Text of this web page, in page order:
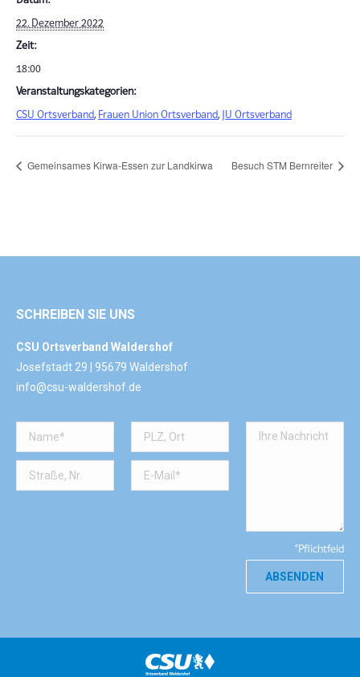
22. Dezember 2022
Zeit:
18:00
Veranstaltungskategorien:
CSU Ortsverband, Frauen Union Ortsverband, JU Ortsverband
Gemeinsames Kirwa-Essen zur Landkirwa Besuch STM Bernreiter
SCHREIBEN SIE UNS
CSU Ortsverband Waldershof
Josefstadt 29 | 95679 Waldershof
info@csu-waldershof.de
*Pflichtfeld